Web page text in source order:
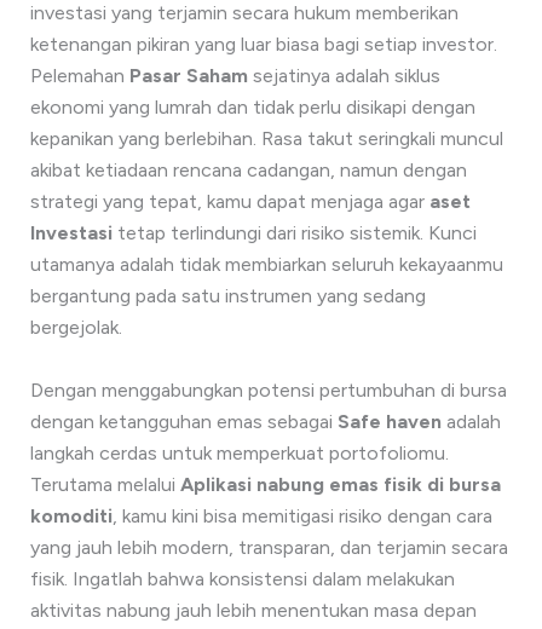
investasi yang terjamin secara hukum memberikan
ketenangan pikiran yang luar biasa bagi setiap investor.
Pelemahan Pasar Saham sejatinya adalah siklus
ekonomi yang lumrah dan tidak perlu disikapi dengan
kepanikan yang berlebihan. Rasa takut seringkali muncul
akibat ketiadaan rencana cadangan, namun dengan
strategi yang tepat, kamu dapat menjaga agar aset
Investasi tetap terlindungi dari risiko sistemik. Kunci
utamanya adalah tidak membiarkan seluruh kekayaanmu
bergantung pada satu instrumen yang sedang
bergejolak.
Dengan menggabungkan potensi pertumbuhan di bursa
dengan ketangguhan emas sebagai Safe haven adalah
langkah cerdas untuk memperkuat portofoliomu.
Terutama melalui Aplikasi nabung emas fisik di bursa
komoditi, kamu kini bisa memitigasi risiko dengan cara
yang jauh lebih modern, transparan, dan terjamin secara
fisik. Ingatlah bahwa konsistensi dalam melakukan
aktivitas nabung jauh lebih menentukan masa depan